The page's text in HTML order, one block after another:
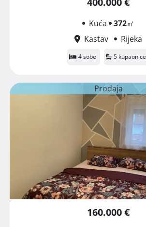
Kuća 372㎡
Kastav
Rijeka
4 sobe 5 kupaonice
Prodaja
160.000 €